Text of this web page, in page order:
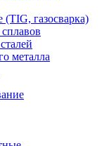
газосварка)
металла